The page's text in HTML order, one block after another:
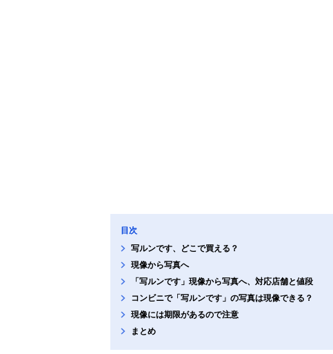
目次
写ルンです、どこで買える？
現像から写真へ
「写ルンです」現像から写真へ、対応店舗と値段
コンビニで「写ルンです」の写真は現像できる？
現像には期限があるので注意
まとめ